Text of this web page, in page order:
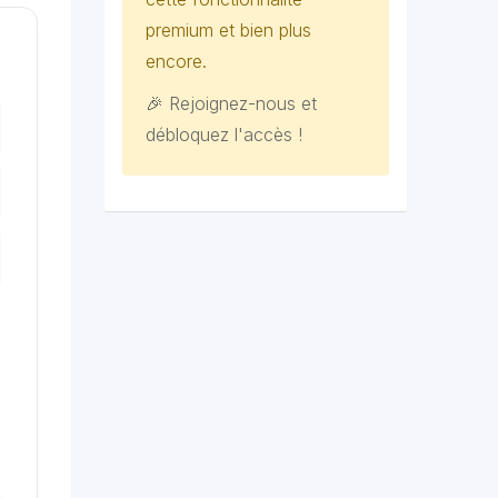
premium et bien plus
encore.
🎉 Rejoignez-nous et
débloquez l'accès !